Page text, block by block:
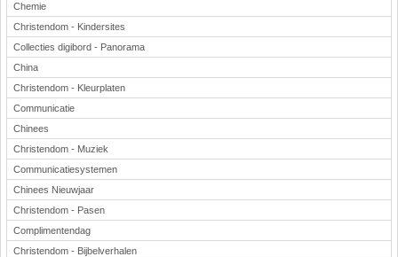
Chemie
Christendom - Kindersites
Collecties digibord - Panorama
China
Christendom - Kleurplaten
Communicatie
Chinees
Christendom - Muziek
Communicatiesystemen
Chinees Nieuwjaar
Christendom - Pasen
Complimentendag
Christendom - Bijbelverhalen